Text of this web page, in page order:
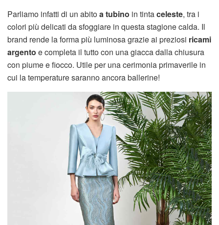
Parliamo infatti di un abitoa tubino in tintaceleste, tra i
colori più delicati da sfoggiare in questa stagione calda. Il
brand rende la forma più luminosa grazie ai preziosi ricami
argento e completa il tutto con una giacca dalla chiusura
con piume e fiocco. Utile per una cerimonia primaverile in
cui la temperature saranno ancora ballerine!